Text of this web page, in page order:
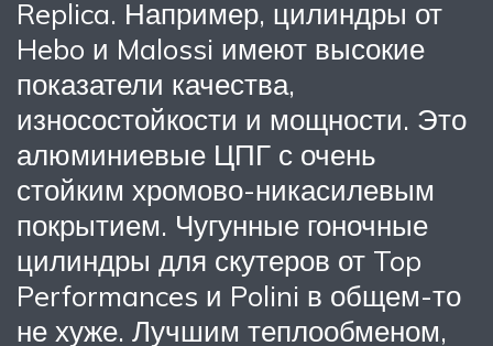
Replica. Например, цилиндры от
Hebo и Malossi имеют высокие
показатели качества,
износостойкости и мощности. Это
алюминиевые ЦПГ с очень
стойким хромово-никасилевым
покрытием. Чугунные гоночные
цилиндры для скутеров от Top
Performances и Polini в общем-то
не хуже. Лучшим теплообменом,